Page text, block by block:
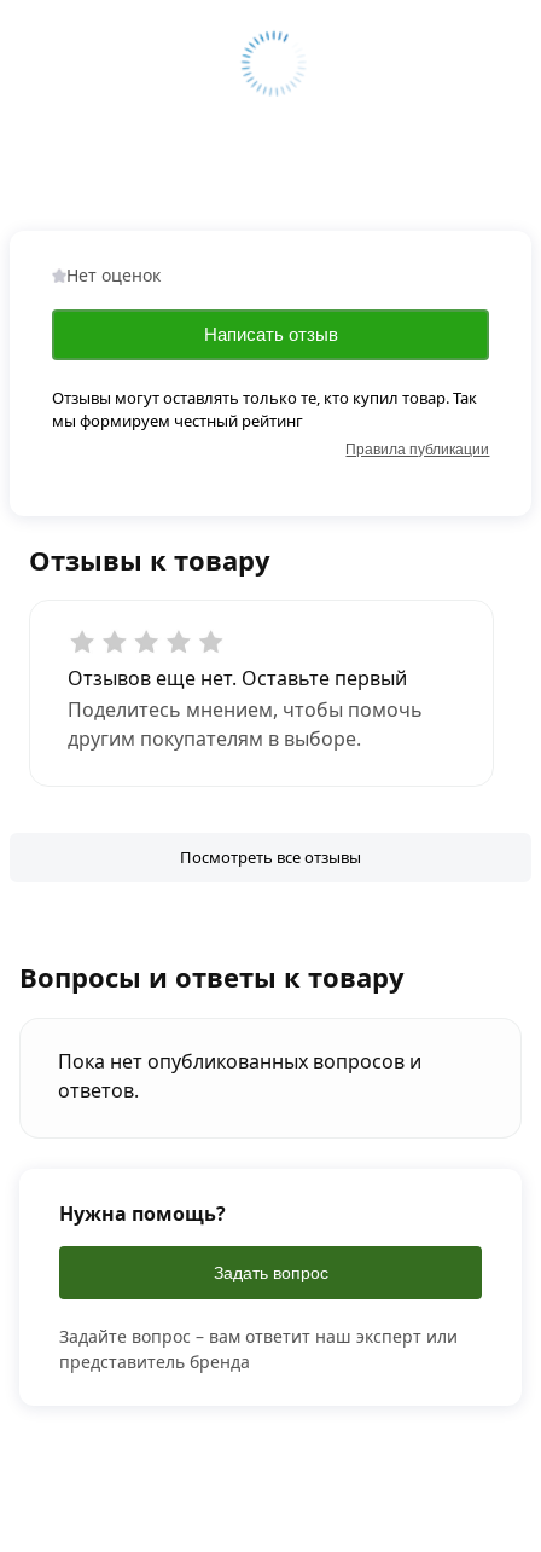
Отзывы к товару
Отзывов еще нет. Оставьте первый
Поделитесь мнением, чтобы помочь
другим покупателям в выборе.
Посмотреть все отзывы
Нет оценок
Написать отзыв
Отзывы могут оставлять только те, кто купил товар. Так
мы формируем честный рейтинг
Правила публикации
Вопросы и ответы к товару
Пока нет опубликованных вопросов и
ответов.
Нужна помощь?
Задать вопрос
Задайте вопрос – вам ответит наш эксперт или
представитель бренда